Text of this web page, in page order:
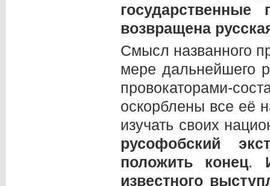
возвращена
Смысл названного
мере дальнейшего
провокаторами-
оскорблены все её
изучать своих
русофобский
положить конец.
известного